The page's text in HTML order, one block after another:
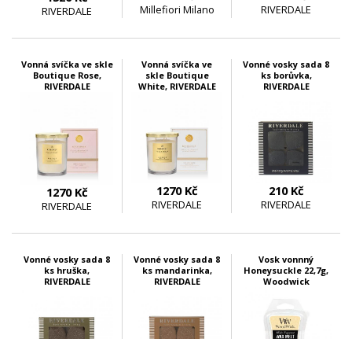
RIVERDALE
Millefiori Milano
RIVERDALE
Vonná svíčka ve skle
Boutique Rose,
RIVERDALE
Vonná svíčka ve
skle Boutique
White, RIVERDALE
Vonné vosky sada 8
ks borůvka,
RIVERDALE
1270 Kč
RIVERDALE
1270 Kč
RIVERDALE
210 Kč
RIVERDALE
Vonné vosky sada 8
ks hruška,
RIVERDALE
Vonné vosky sada 8
ks mandarinka,
RIVERDALE
Vosk vonnný
Honeysuckle 22,7g,
Woodwick